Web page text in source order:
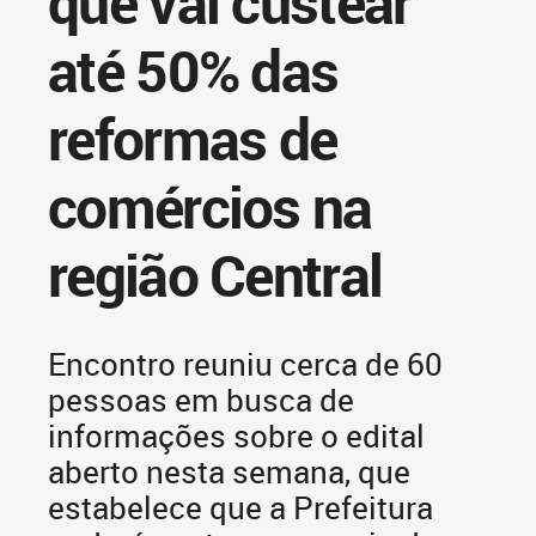
até 50% das
reformas de
comércios na
região Central
Encontro reuniu cerca de 60
pessoas em busca de
informações sobre o edital
aberto nesta semana, que
estabelece que a Prefeitura